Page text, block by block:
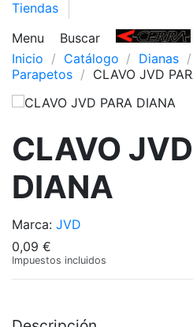
Tiendas
Menu
Buscar
Inicio
Catálogo Dianas
Parapetos
CLAVO JVD
CLAVO
DIANA
Marca: JVD
0,09 €
Impuestos incluidos